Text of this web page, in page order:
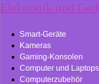
Elektronik und
Smart-Geräte
Kameras
Gaming-Konsolen
Computer und Laptops
Computerzubehör